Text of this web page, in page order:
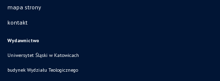
mapa strony
kontakt
Wydawnictwo
Uniwersytet Śląski w Katowicach
budynek Wydziału Teologicznego